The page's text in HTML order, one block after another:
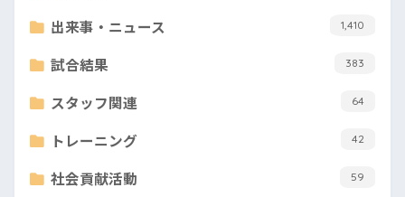
出来事・ニュース 1,410
試合結果 383
スタッフ関連 64
トレーニング 42
社会貢献活動 59